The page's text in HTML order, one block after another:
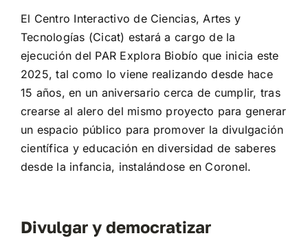
El Centro Interactivo de Ciencias, Artes y
Tecnologías (Cicat) estará a cargo de la
ejecución del PAR Explora Biobío que inicia este
2025, tal como lo viene realizando desde hace
15 años, en un aniversario cerca de cumplir, tras
crearse al alero del mismo proyecto para generar
un espacio público para promover la divulgación
científica y educación en diversidad de saberes
desde la infancia, instalándose en Coronel.
Divulgar y democratizar